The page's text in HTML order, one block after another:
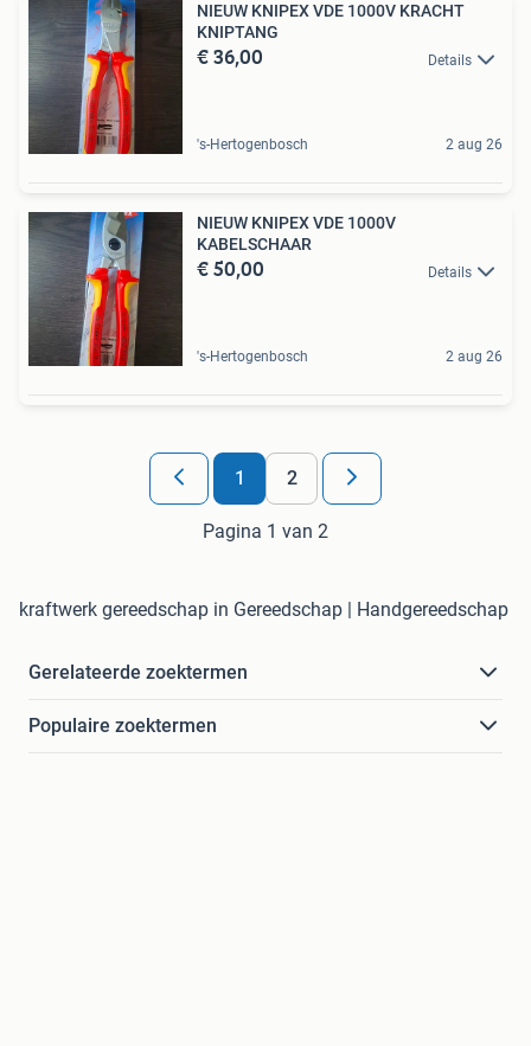
NIEUW KNIPEX VDE 1000V KRACHT
KNIPTANG
€ 36,00 Details
's-Hertogenbosch 2 aug 26
NIEUW KNIPEX VDE 1000V
KABELSCHAAR
€ 50,00 Details
's-Hertogenbosch 2 aug 26
1 2
Pagina 1 van 2
kraftwerk gereedschap in Gereedschap | Handgereedschap
Gerelateerde zoektermen
Populaire zoektermen